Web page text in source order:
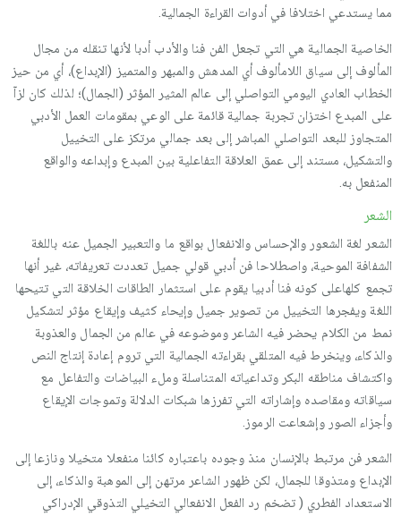
مما يستدعي اختلافا في أدوات القراءة الجمالية.
الخاصية الجمالية هي التي تجعل الفن فنا والأدب أدبا لأنها تنقله من مجال
المألوف إلى سياق اللامألوف أي المدهش والمبهر والمتميز (الإبداع)، أي من حيز
الخطاب العادي اليومي التواصلي إلى عالم المثير المؤثر (الجمال)؛ لذلك كان لزآ
على المبدع اختزان تجربة جمالية قائمة على الوعي بمقومات العمل الأدبي
المتجاوز للبعد التواصلي المباشر إلى بعد جمالي مرتكز على التخييل
والتشكيل، مستند إلى عمق العلاقة التفاعلية بين المبدع وإبداعه والواقع
المنفعل به.
الشعر
الشعر لغة الشعور والإحساس والانفعال بواقع ما والتعبير الجميل عنه باللغة
الشفافة الموحية، واصطلاحا فن أدبي قولي جميل تعددت تعريفاته، غير أنها
تجمع كلهاعلى كونه فنا أدبيا يقوم على استثمار الطاقات الخلاقة التي تتيحها
اللغة ويفجرها التخييل من تصوير جميل وإيحاء كثيف وإيقاع مؤثر لتشكيل
نمط من الكلام يحضر فيه الشاعر وموضوعه في عالم من الجمال والعذوبة
والذكاء، وينخرط فيه المتلقي بقراءته الجمالية التي تروم إعادة إنتاج النص
واكتشاف مناطقه البكر وتداعياته المتناسلة وملء البياضات والتفاعل مع
سياقاته ومقاصده وإشاراته التي تفرزها شبكات الدلالة وتموجات الإيقاع
وأجزاء الصور وإشعاعت الرموز.
الشعر فن مرتبط بالإنسان منذ وجوده باعتباره كائنا منفعلا متخيلا ونازعا إلى
الإبداع ومتذوقا للجمال، لكن ظهور الشاعر مرتهن إلى الموهبة والذكاء، إلى
الاستعداد الفطري ( تضخم رد الفعل الانفعالي التخيلي التذوقي الإدراكي